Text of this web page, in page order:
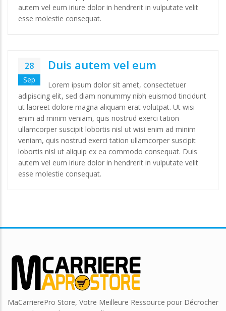
autem vel eum iriure dolor in hendrerit in vulputate velit
esse molestie consequat.
28
Sep
Duis autem vel eum
Lorem ipsum dolor sit amet, consectetuer
adipiscing elit, sed diam nonummy nibh euismod tincidunt
ut laoreet dolore magna aliquam erat volutpat. Ut wisi
enim ad minim veniam, quis nostrud exerci tation
ullamcorper suscipit lobortis nisl ut wisi enim ad minim
veniam, quis nostrud exerci tation ullamcorper suscipit
lobortis nisl ut aliquip ex ea commodo consequat. Duis
autem vel eum iriure dolor in hendrerit in vulputate velit
esse molestie consequat.
MaCarrierePro Store, Votre Meilleure Ressource pour Décrocher